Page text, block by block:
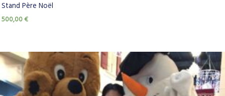
Stand Père Noël
500,00€